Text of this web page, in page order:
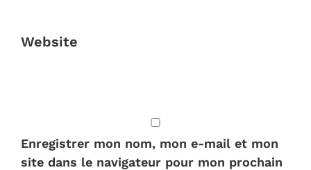
Website
Enregistrer mon nom, mon e-mail et mon
site dans le navigateur pour mon prochain